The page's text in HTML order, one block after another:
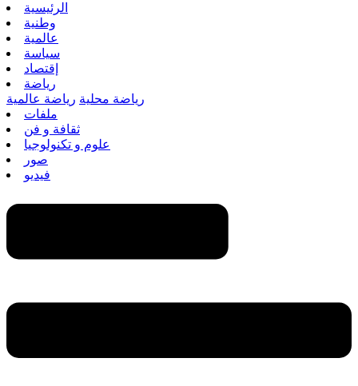
الرئيسية
وطنية
عالمية
سياسة
إقتصاد
رياضة
رياضة محلية رياضة عالمية
ملفات
ثقافة و فن
علوم و تكنولوجيا
صور
فيديو